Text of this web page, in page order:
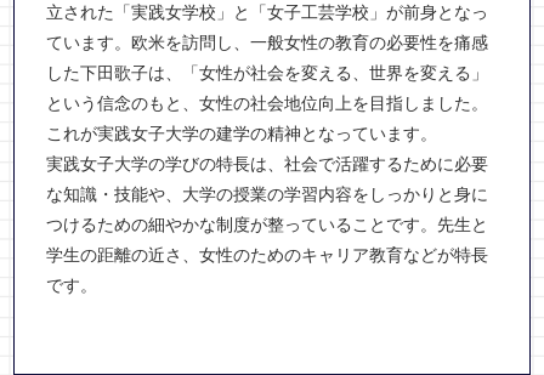
立された「実践女学校」と「女子工芸学校」が前身となっ
ています。欧米を訪問し、一般女性の教育の必要性を痛感
した下田歌子は、「女性が社会を変える、世界を変える」
という信念のもと、女性の社会地位向上を目指しました。
これが実践女子大学の建学の精神となっています。
実践女子大学の学びの特長は、社会で活躍するために必要
な知識・技能や、大学の授業の学習内容をしっかりと身に
つけるための細やかな制度が整っていることです。先生と
学生の距離の近さ、女性のためのキャリア教育などが特長
です。